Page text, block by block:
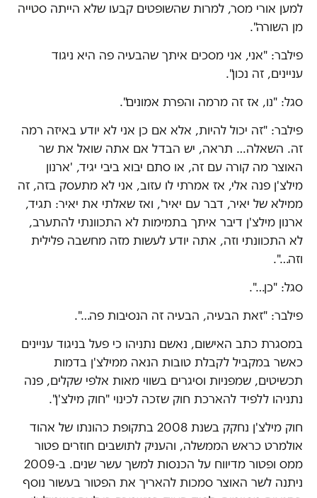
למען אורי מסר, למרות שהשופטים קבעו שלא הייתה סטייה
מן השורה".
פילבר: "אני, אני מסכים איתך שהבעיה פה היא ניגוד
עניינים, זה נכון".
סגל: "נו, אז זה מרמה והפרת אמונים".
פילבר: "זה יכול להיות, אלא אם כן אני לא יודע באיזה רמה
זה. השאלה… תראה, יש הבדל אם אתה שואל את שר
האוצר מה קורה עם זה, או סתם יבוא ביבי יגיד, 'ארנון
מילצ'ן פנה אלי, אז אמרתי לו עזוב, אני לא מתעסק בזה, זה
ממילא של יאיר, דבר עם יאיר', ואז שאלתי את יאיר: תגיד,
ארנון מילצ'ן דיבר איתך בתמימות לא התכוונתי להתערב,
לא התכוונתי וזה, אתה יודע לעשות מזה מחשבה פלילית
וזה…".
סגל: "כן…".
פילבר: "זאת הבעיה, הבעיה זה הנסיבות פה…".
במסגרת כתב האישום, נאשם נתניהו כי פעל בניגוד עניינים
כאשר במקביל לקבלת טובות הנאה ממילצ'ן בדמות
תכשיטים, שמפניות וסיגרים בשווי מאות אלפי שקלים, פנה
נתניהו ללפיד להארכת חוק שזכה לכינוי "חוק מילצ'ן".
חוק מילצ'ן נחקק בשנת 2008 בתקופת כהונתו של אהוד
אולמרט כראש הממשלה, והעניק לתושבים חוזרים פטור
ממס ופטור מדיווח על הכנסות למשך עשר שנים. ב-2009
ניתנה לשר האוצר סמכות להאריך את הפטור בעשור נוסף